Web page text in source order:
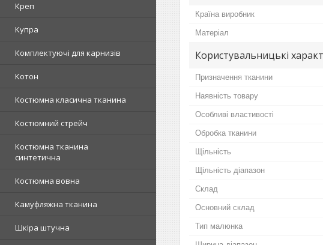
Креп
Купра
Комплектуючі для карнизів
Котон
Костюмна класична тканина
Костюмний стрейч
Костюмна тканина
синтетична
Костюмна вовна
Камуфляжна тканина
Шкіра штучна
Країна виробник
Матеріал
Користувальницькі
Призначення тканини
Наявність товару
Особливі властивості
Обробка тканини
Щільність
Щільність діапазон
Склад
Основний склад
Тип малюнка